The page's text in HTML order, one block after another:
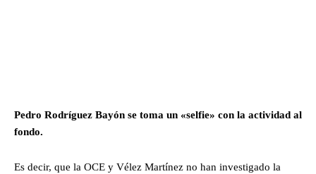
Pedro Rodríguez Bayón se toma un «selfie» con la actividad al
fondo.
Es decir, que la OCE y Vélez Martínez no han investigado la